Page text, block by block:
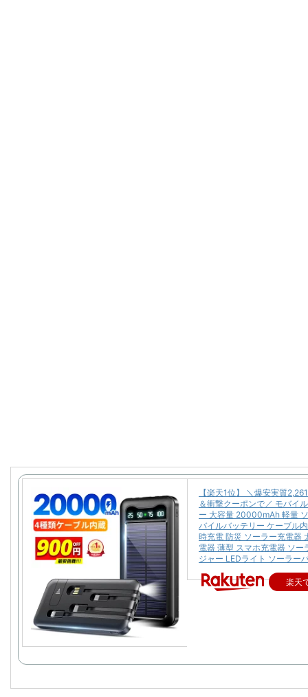
【楽天1位】 ＼爆安実質
＆衝撃クーポンで／ モバイ
ー 大容量 20000mAh 軽量
バイルバッテリー ケーブル
時充電 防災 ソーラー充電器
電器 薄型 スマホ充電器 ソー
ジャー LEDライト ソーラー
楽天